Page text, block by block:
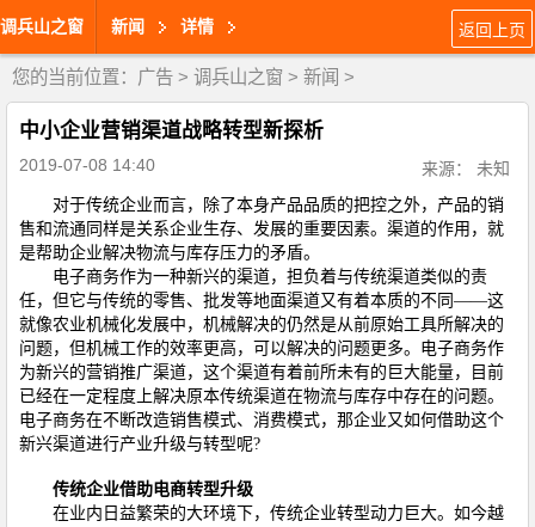
调兵山之窗 新闻 详情 返回上页
您的当前位置： 广告 > 调兵山之窗 > 新闻 >
中小企业营销渠道战略转型新探析
2019-07-08 14:40 来源： 未知
对于传统企业而言，除了本身产品品质的把控之外，产品的销
售和流通同样是关系企业生存、发展的重要因素。渠道的作用，就
是帮助企业解决物流与库存压力的矛盾。
电子商务作为一种新兴的渠道，担负着与传统渠道类似的责
任，但它与传统的零售、批发等地面渠道又有着本质的不同——这
就像农业机械化发展中，机械解决的仍然是从前原始工具所解决的
问题，但机械工作的效率更高，可以解决的问题更多。电子商务作
为新兴的营销推广渠道，这个渠道有着前所未有的巨大能量，目前
已经在一定程度上解决原本传统渠道在物流与库存中存在的问题。
电子商务在不断改造销售模式、消费模式，那企业又如何借助这个
新兴渠道进行产业升级与转型呢?
传统企业借助电商转型升级
在业内日益繁荣的大环境下，传统企业转型动力巨大。如今越